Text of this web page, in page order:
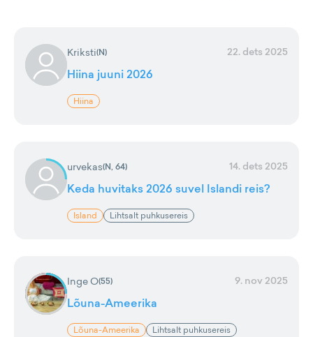
Kriksti(N) 22. dets 2025
Hiina juuni 2026
Hiina
urvekas(N, 64) 14. dets 2025
Keda huvitaks 2026 suvel Islandi reis?
Island Lihtsalt puhkusereis
Inge O(55) 9. nov 2025
Lõuna-Ameerika
Lõuna-Ameerika Lihtsalt puhkusereis